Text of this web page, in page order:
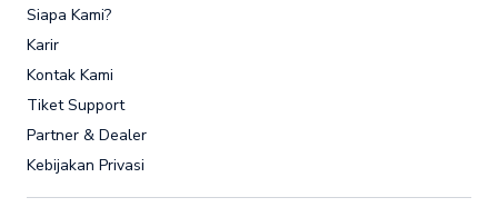
Siapa Kami?
Karir
Kontak Kami
Tiket Support
Partner & Dealer
Kebijakan Privasi